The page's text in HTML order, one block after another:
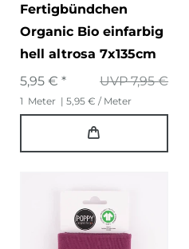
Fertigbündchen
Organic Bio einfarbig
hell altrosa 7x135cm
UVP 7,95 €
5,95 € *
1 Meter | 5,95 € / Meter